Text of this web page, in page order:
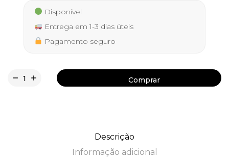
Disponível
Entrega em 1-3 dias úteis
Pagamento seguro
Comprar
Descrição
Informação adicional